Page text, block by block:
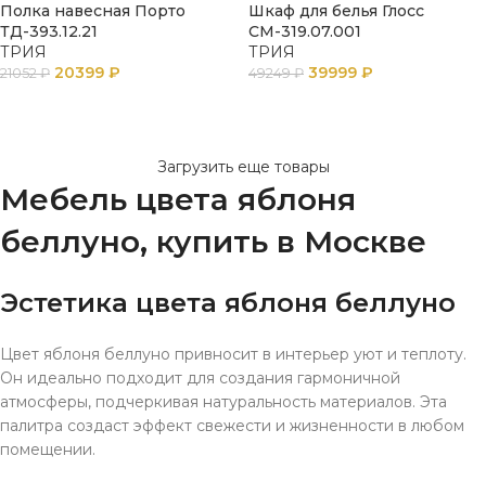
Полка навесная Порто
ТД-393.12.21
ТРИЯ
21052₽ 20399 ₽
Шкаф для белья Глосс
СМ-319.07.001
ТРИЯ
49249₽ 39999 ₽
Загрузить еще товары
Мебель цвета яблоня
беллуно, купить в Москве
Эстетика цвета яблоня беллуно
Цвет яблоня беллуно привносит в интерьер уют и теплоту.
Он идеально подходит для создания гармоничной
атмосферы, подчеркивая натуральность материалов. Эта
палитра создаст эффект свежести и жизненности в любом
помещении.